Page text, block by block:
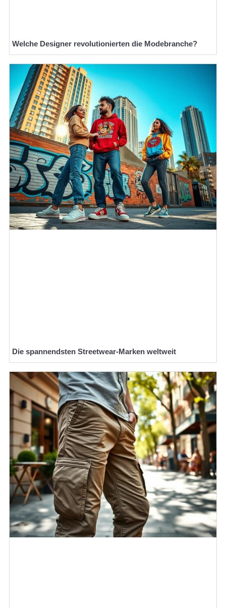
Welche Designer revolutionierten die Modebranche?
Die spannendsten Streetwear-Marken weltweit